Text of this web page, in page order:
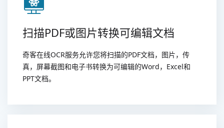
扫描PDF或图片转换可编辑文档
奇客在线OCR服务允许您将扫描的PDF文档，图片，传
真，屏幕截图和电子书转换为可编辑的Word，Excel和
PPT文档。